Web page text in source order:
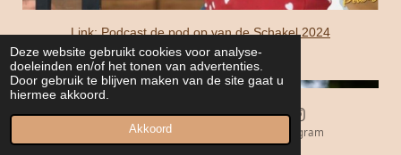
Deze website gebruikt cookies voor analyse-
doeleinden en/of het tonen van advertenties.
Door gebruik te blijven maken van de site gaat u
hiermee akkoord.
Akkoord
Link: Podcast de pod op van de Schakel 2024
E-mailadres Instagram